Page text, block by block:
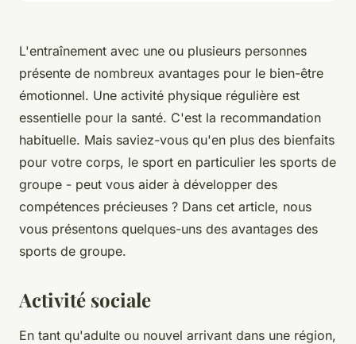
L'entraînement avec une ou plusieurs personnes
présente de nombreux avantages pour le bien-être
émotionnel. Une activité physique régulière est
essentielle pour la santé. C'est la recommandation
habituelle. Mais saviez-vous qu'en plus des bienfaits
pour votre corps, le sport en particulier les sports de
groupe - peut vous aider à développer des
compétences précieuses ? Dans cet article, nous
vous présentons quelques-uns des avantages des
sports de groupe.
Activité sociale
En tant qu'adulte ou nouvel arrivant dans une région,